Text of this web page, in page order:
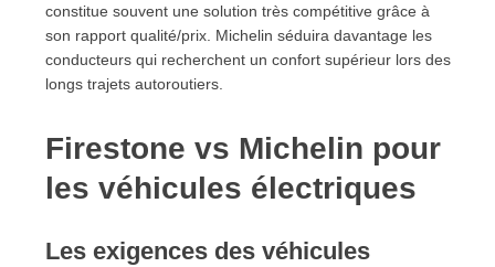
constitue souvent une solution très compétitive grâce à
son rapport qualité/prix. Michelin séduira davantage les
conducteurs qui recherchent un confort supérieur lors des
longs trajets autoroutiers.
Firestone vs Michelin pour
les véhicules électriques
Les exigences des véhicules